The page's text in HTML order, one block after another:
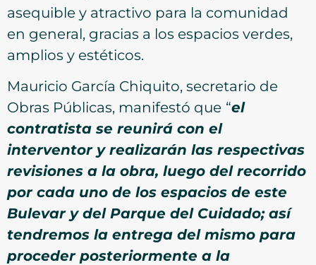
asequible y atractivo para la comunidad
en general, gracias a los espacios verdes,
amplios y estéticos.
Mauricio García Chiquito, secretario de
Obras Públicas, manifestó que “el
contratista se reunirá con el
interventor y realizarán las respectivas
revisiones a la obra, luego del recorrido
por cada uno de los espacios de este
Bulevar y del Parque del Cuidado; así
tendremos la entrega del mismo para
proceder posteriormente a la